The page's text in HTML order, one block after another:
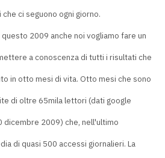
ci seguono ogni giorno.
2009 anche noi vogliamo fare un
a conoscenza di tutti i risultati che
in otto mesi di vita. Otto mesi che sono
di oltre 65mila lettori (dati google
dicembre 2009) che, nell'ultimo
di quasi 500 accessi giornalieri. La